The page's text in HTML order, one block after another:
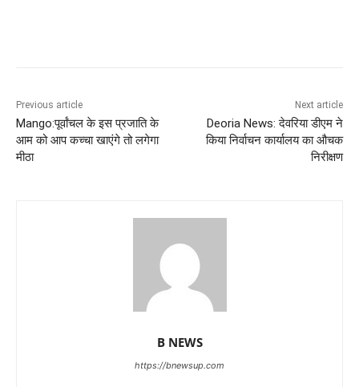
Previous article
Mango:पूर्वांचल के इस प्रजाति के
आम को आप कच्चा खाएंगे तो लगेगा
मीठा
Next article
Deoria News: देवरिया डीएम ने
किया निर्वाचन कार्यालय का औचक
निरीक्षण
B NEWS
https://bnewsup.com